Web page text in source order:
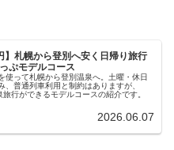
】札幌から登別へ安く日帰り旅行
ぷモデルコース
使って札幌から登別温泉へ。土曜・休日
、普通列車利用と制約はありますが、
行ができるモデルコースの紹介です。
2026.06.07